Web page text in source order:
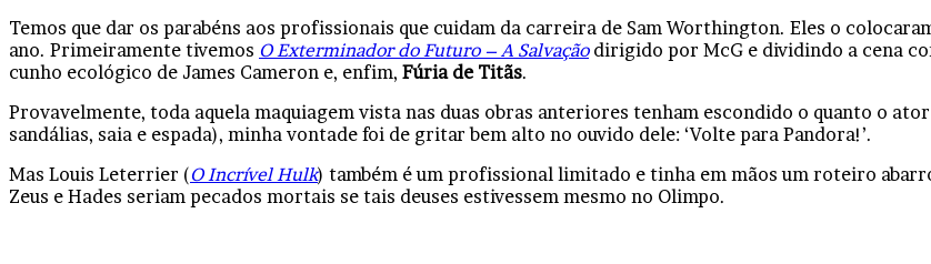
Temos que dar os parabéns aos profissionais que cuidam da carreira de Sam Worthington. Eles o
ano. Primeiramente tivemos O Exterminador do Futuro – A Salvaçãodirigido por McG e dividindo a cena
cunho ecológico de James Cameron e, enfim, Fúria de Titãs.
Provavelmente, toda aquela maquiagem vista nas duas obras anteriores tenham escondido o quanto o
sandálias, saia e espada), minha vontade foi de gritar bem alto no ouvido dele: ‘Volte para Pandora!’.
Mas Louis Leterrier (O Incrível Hulk) também é um profissional limitado e tinha em mãos um roteiro
Zeus e Hades seriam pecados mortais se tais deuses estivessem mesmo no Olimpo.